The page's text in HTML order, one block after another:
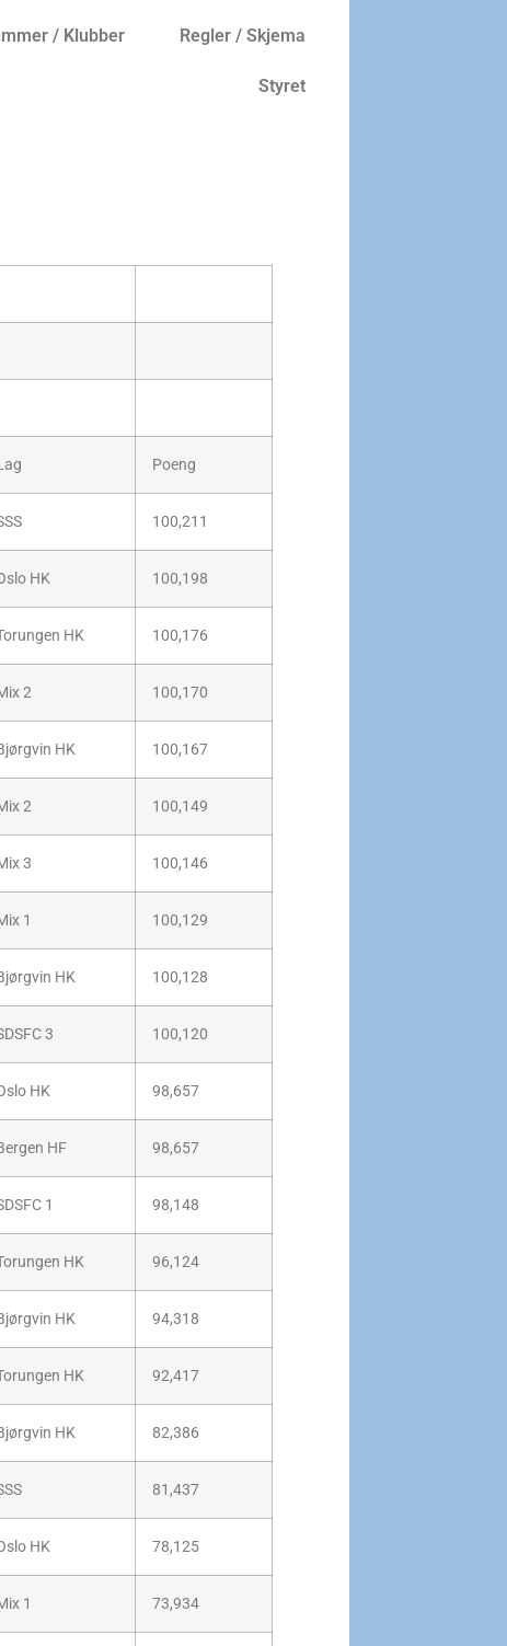
/ Klubber Regler / Skjema
Styret
Poeng
100,211
HK 100,198
HK 100,176
2 100,170
HK 100,167
2 100,149
3 100,146
1 100,129
HK 100,128
3 100,120
HK 98,657
HF 98,657
1 98,148
HK 96,124
HK 94,318
HK 92,417
HK 82,386
81,437
HK 78,125
1 73,934